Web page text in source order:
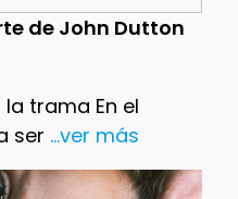
de John Dutton
trama En el
ser ...ver más